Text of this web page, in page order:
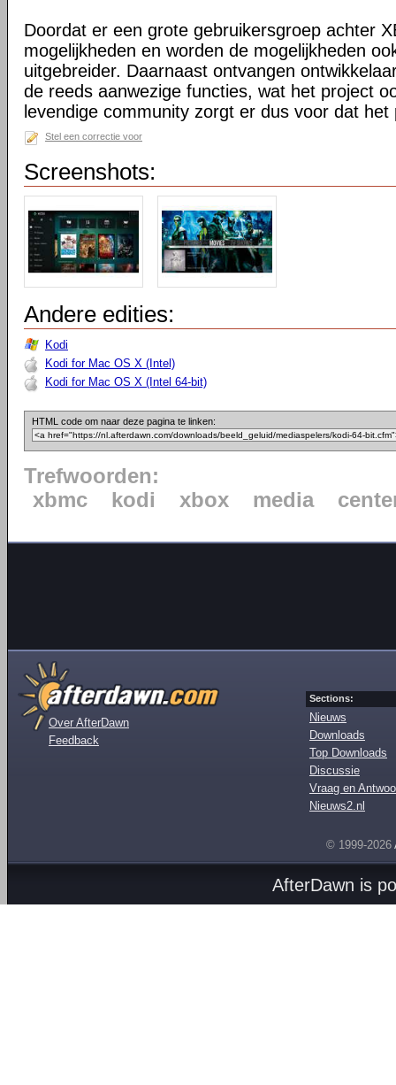
Doordat er een grote gebruikersgroep achter
mogelijkheden en worden de mogelijkheden
uitgebreider. Daarnaast ontvangen
de reeds aanwezige functies, wat het project
levendige community zorgt er dus voor dat
Stel een correctie voor
Screenshots:
Andere edities:
Kodi
Kodi for Mac OS X (Intel)
Kodi for Mac OS X (Intel 64-bit)
HTML code om naar deze pagina te linken:
Trefwoorden:
xbmc
kodi xbox media
Over AfterDawn
Feedback
Sections:
Nieuws
Downloads
Top Downloads
Discussie
Vraag en
Nieuws2.nl
© 1999-2026
AfterDawn is